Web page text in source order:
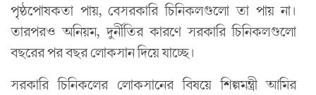
পৃষ্ঠপোষকতা পায়, বেসরকারি চিনিকলগুলো তা পায় না।
তারপরও অনিয়ম, দুর্নীতির কারণে সরকারি চিনিকলগুলো
বছরের পর বছর লোকসান দিয়ে যাচ্ছে।
সরকারি চিনিকলের লোকসানের বিষয়ে শিল্পমন্ত্রী আমির